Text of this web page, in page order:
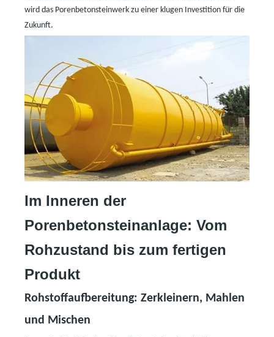
wird das Porenbetonsteinwerk zu einer klugen Investition für die
Zukunft.
Im Inneren der
Porenbetonsteinanlage: Vom
Rohzustand bis zum fertigen
Produkt
Rohstoffaufbereitung: Zerkleinern, Mahlen
und Mischen